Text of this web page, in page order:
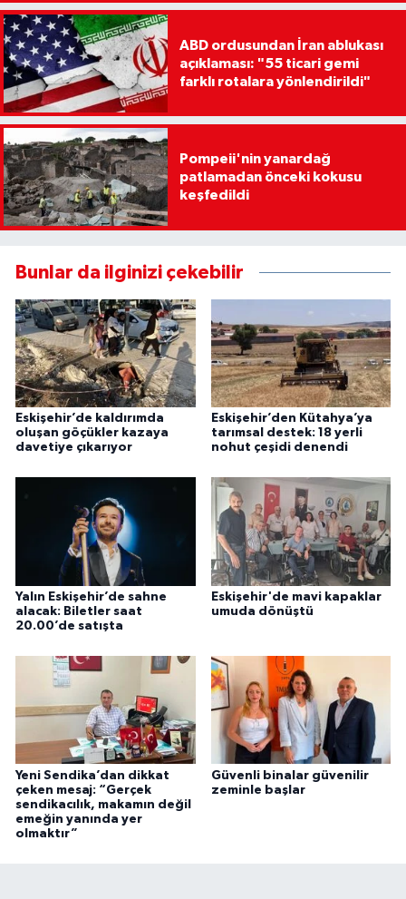
ABD ordusundan İran ablukası
açıklaması: "55 ticari gemi
farklı rotalara yönlendirildi"
Pompeii'nin yanardağ
patlamadan önceki kokusu
keşfedildi
Bunlar da ilginizi çekebilir
Eskişehir’de kaldırımda
oluşan göçükler kazaya
davetiye çıkarıyor
Eskişehir’den Kütahya’ya
tarımsal destek: 18 yerli
nohut çeşidi denendi
Yalın Eskişehir’de sahne
alacak: Biletler saat
20.00’de satışta
Eskişehir'de mavi kapaklar
umuda dönüştü
Yeni Sendika’dan dikkat
çeken mesaj: “Gerçek
sendikacılık, makamın değil
emeğin yanında yer
olmaktır”
Güvenli binalar güvenilir
zeminle başlar